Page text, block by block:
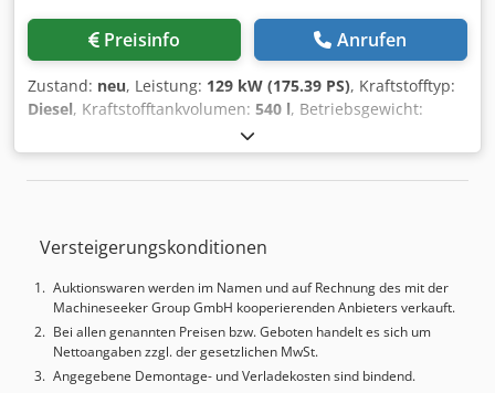
Preisinfo Anrufen
Zustand: neu, Leistung: 129 kW (175.39 PS), Kraftstofftyp:
Diesel, Kraftstofftankvolumen: 540 l, Betriebsgewicht:
, Sany SY235C: Zuverlässig. Sparsam. Einfach.
Arbeitsbereich: Max. horizontale Reichweite am Boden:
6.074 mm Max. Grabtiefe: 6.554 mm Max. Grabhöhe: 9.500
Schwenkradius: 7.600 mm Minimaler Schwenkradius:
Grabkraft – Löffel ISO: 175 kN Crodpfx Aoykrxxegqef
Grabkraft – Stiel ISO: 122 kN Länge Ausleger (boom): 5.700
mm Länge Stiel (stick): 2.900 mm
Versteigerungskonditionen
Auktionswaren werden im Namen und auf Rechnung des mit der
Machineseeker Group GmbH kooperierenden Anbieters verkauft.
Bei allen genannten Preisen bzw. Geboten handelt es sich um
Nettoangaben zzgl. der gesetzlichen MwSt.
Angegebene Demontage- und Verladekosten sind bindend.